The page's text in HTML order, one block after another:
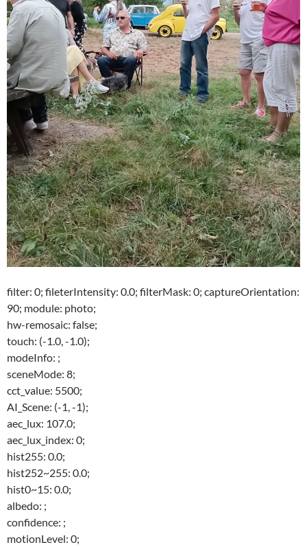
filter: 0; fileterIntensity: 0.0; filterMask: 0; captureOrientation:
90; module: photo;
hw-remosaic: false;
touch: (-1.0, -1.0);
modeInfo: ;
sceneMode: 8;
cct_value: 5500;
AI_Scene: (-1, -1);
aec_lux: 107.0;
aec_lux_index: 0;
hist255: 0.0;
hist252~255: 0.0;
hist0~15: 0.0;
albedo: ;
confidence: ;
motionLevel: 0;